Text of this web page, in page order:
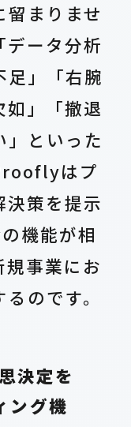
留まりませ
データ分析
足」「右腕
如」「撤退
」といった
はプ
決策を提示
機能が相
規事業にお
のです。
決定を
ング機